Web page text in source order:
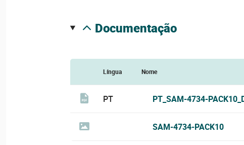
documentação
Língua Nome
PT PT_SAM-4734-
SAM-4734-PACK10